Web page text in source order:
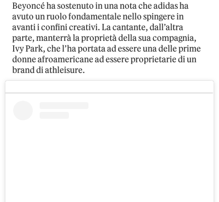
Beyoncé ha sostenuto in una nota che adidas ha
avuto un ruolo fondamentale nello spingere in
avanti i confini creativi. La cantante, dall’altra
parte, manterrà la proprietà della sua compagnia,
Ivy Park, che l’ha portata ad essere una delle prime
donne afroamericane ad essere proprietarie di un
brand di athleisure.